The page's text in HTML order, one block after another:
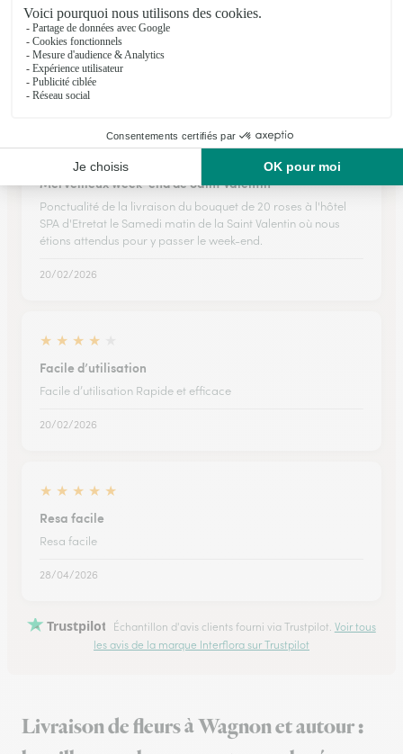
Une modification de date de livraison tardive ( merci et
bravo au service client), des compliments sur le bouquet livré
( mes remerciements à votre fleuriste).
16/07/2026
Merveilleux week-end de Saint Valentin
Ponctualité de la livraison du bouquet de 20 roses à l'hôtel
SPA d'Etretat le Samedi matin de la Saint Valentin où nous
étions attendus pour y passer le week-end.
20/02/2026
★ ★ ★ ★
Facile d’utilisation
Facile d’utilisation Rapide et efficace
20/02/2026
★ ★ ★ ★ ★
Resa facile
Resa facile
28/04/2026
Trustpilot Échantillon d'avis clients fourni via Trustpilot. Voir tous
les avis de la marque Interflora sur Trustpilot
Livraison de fleurs à Wagnon et autour :